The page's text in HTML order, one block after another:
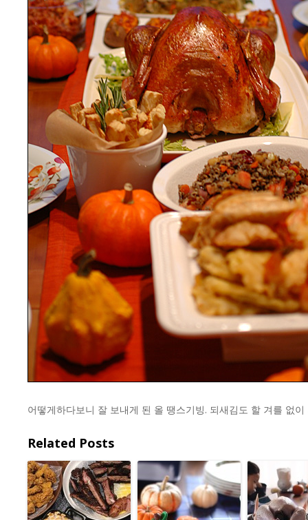
어떻게하다보니 잘 보내게 된 올 땡스기빙. 되새김도 할 겨를 없
Related Posts